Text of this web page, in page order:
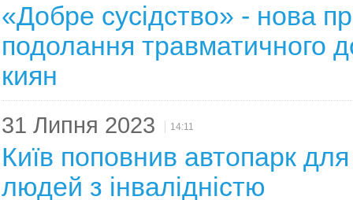
«Добре сусідство» - нова
подолання травматичного
киян
31 Липня 2023 14:11
Київ поповнив автопарк
людей з інвалідністю